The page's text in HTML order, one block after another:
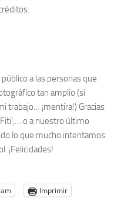
a las personas que
tan amplio (si
trabajo… ¡mentira!) Gracias
o a nuestro último
lo que mucho intentamos
¡Felicidades!
Imprimir